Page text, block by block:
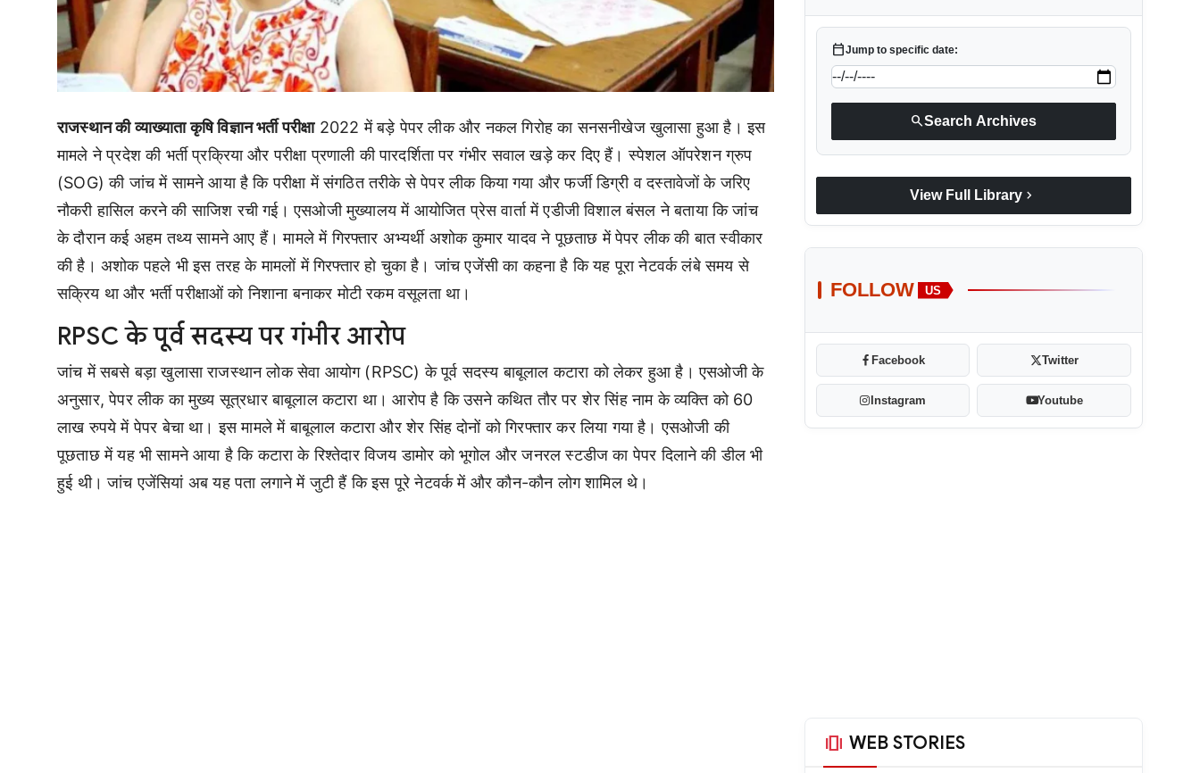
राजस्थान की व्याख्याता कृषि विज्ञान भर्ती परीक्षा2022 में बड़े पेपर लीक और नकल गिरोह का सनसनीखेज खुलासा हुआ है। इस
मामले ने प्रदेश की भर्ती प्रक्रिया और परीक्षा प्रणाली की पारदर्शिता पर गंभीर सवाल खड़े कर दिए हैं। स्पेशल ऑपरेशन ग्रुप
(SOG) की जांच में सामने आया है कि परीक्षा में संगठित तरीके से पेपर लीक किया गया और फर्जी डिग्री व दस्तावेजों के जरिए
नौकरी हासिल करने की साजिश रची गई। एसओजी मुख्यालय में आयोजित प्रेस वार्ता में एडीजी विशाल बंसल ने बताया कि जांच
के दौरान कई अहम तथ्य सामने आए हैं। मामले में गिरफ्तार अभ्यर्थी अशोक कुमार यादव ने पूछताछ में पेपर लीक की बात स्वीकार
की है। अशोक पहले भी इस तरह के मामलों में गिरफ्तार हो चुका है। जांच एजेंसी का कहना है कि यह पूरा नेटवर्क लंबे समय से
सक्रिय था और भर्ती परीक्षाओं को निशाना बनाकर मोटी रकम वसूलता था।
RPSC के पूर्व सदस्य पर गंभीर आरोप
जांच में सबसे बड़ा खुलासा राजस्थान लोक सेवा आयोग (RPSC) के पूर्व सदस्य बाबूलाल कटारा को लेकर हुआ है। एसओजी के
अनुसार, पेपर लीक का मुख्य सूत्रधार बाबूलाल कटारा था। आरोप है कि उसने कथित तौर पर शेर सिंह नाम के व्यक्ति को 60
लाख रुपये में पेपर बेचा था। इस मामले में बाबूलाल कटारा और शेर सिंह दोनों को गिरफ्तार कर लिया गया है। एसओजी की
पूछताछ में यह भी सामने आया है कि कटारा के रिश्तेदार विजय डामोर को भूगोल और जनरल स्टडीज का पेपर दिलाने की डील भी
हुई थी। जांच एजेंसियां अब यह पता लगाने में जुटी हैं कि इस पूरे नेटवर्क में और कौन-कौन लोग शामिल थे।
calendar_todayJump to specific date:
searchSearch Archives
View Full Library chevron_right
FOLLOW US
Facebook Twitter
Instagram Youtube
amp_stories WEB STORIES